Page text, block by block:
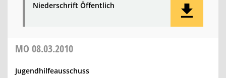
Niederschrift Öffentlich
MO 08.03.2010
Jugendhilfeausschuss